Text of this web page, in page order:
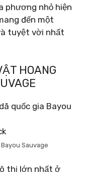
phương nhỏ hiện
đến một
tuyệt vời nhất
HOANG
Sauvage
thị lớn nhất ở